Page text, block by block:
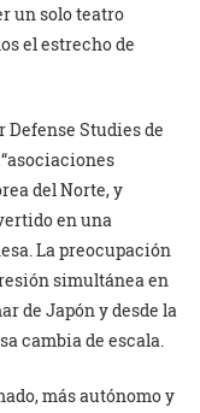
un solo teatro
el estrecho de
Studies de
del Norte, y
en una
La preocupación
simultánea en
de Japón y desde la
cambia de escala.
más autónomo y